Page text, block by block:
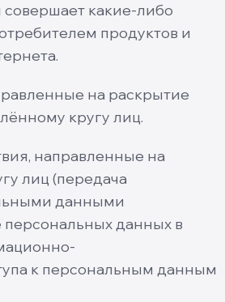
какие-либо
продуктов и
на раскрытие
кругу лиц.
направленные на
лиц (передача
данными
персональных данных в
к персональным данным